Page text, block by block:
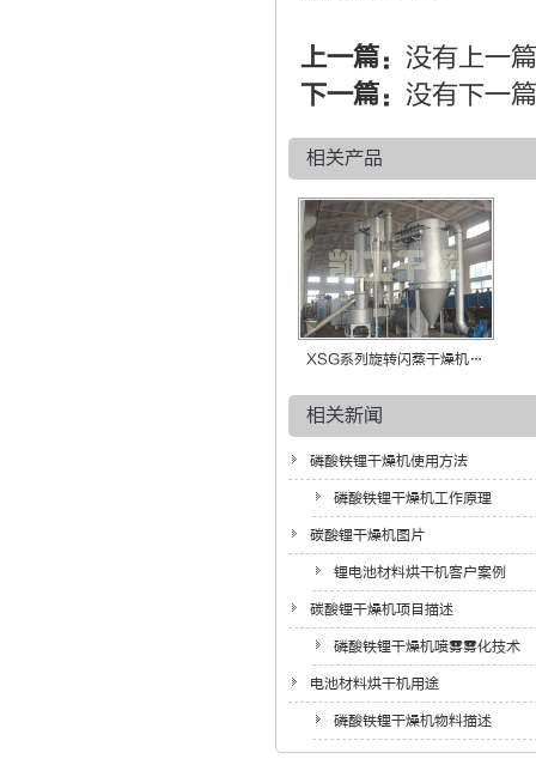
上一篇： 没有上一篇
下一篇： 没有下一篇
相关产品
XSG系列旋转闪蒸干燥机…
相关新闻
磷酸铁锂干燥机使用方法
磷酸铁锂干燥机工作原理
碳酸锂干燥机图片
锂电池材料烘干机客户案例
碳酸锂干燥机项目描述
磷酸铁锂干燥机喷雾雾化技术
电池材料烘干机用途
磷酸铁锂干燥机物料描述